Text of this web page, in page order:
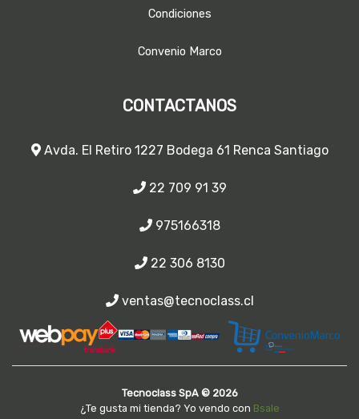
Condiciones
Convenio Marco
CONTACTANOS
Avda. El Retiro 1227 Bodega 61 Renca Santiago
22 709 91 39
975166318
22 306 8130
ventas@tecnoclass.cl
Tecnoclass SpA © 2026
¿Te gusta mi tienda? Yo vendo con Bsale